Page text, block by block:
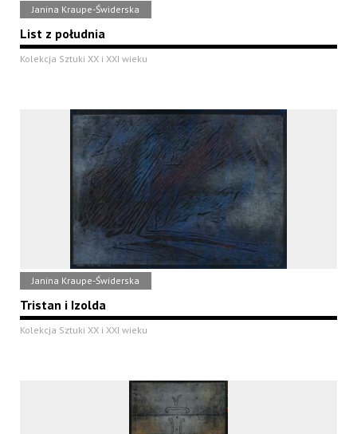
Janina Kraupe-Świderska
List z południa
Kolekcja Sztuki XX i XXI wieku
Janina Kraupe-Świderska
Tristan i Izolda
Kolekcja Sztuki XX i XXI wieku